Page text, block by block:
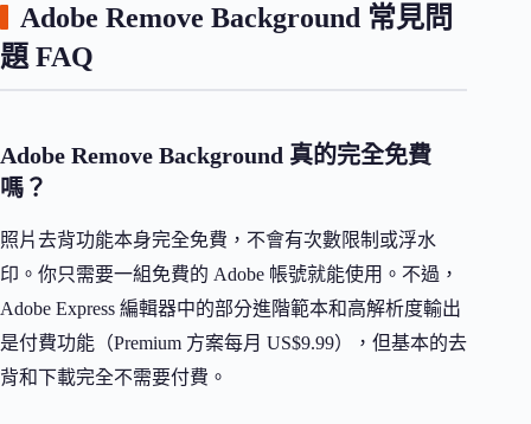
Adobe Remove Background 常見問
題 FAQ
Adobe Remove Background 真的完全免費
嗎？
照片去背功能本身完全免費，不會有次數限制或浮水
印。你只需要一組免費的 Adobe 帳號就能使用。不過，
Adobe Express 編輯器中的部分進階範本和高解析度輸出
是付費功能（Premium 方案每月 US$9.99），但基本的去
背和下載完全不需要付費。